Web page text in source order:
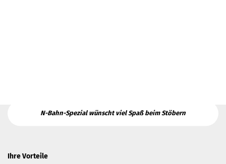
N-Bahn-Spezial wünscht viel Spaß beim Stöbern
Ihre Vorteile